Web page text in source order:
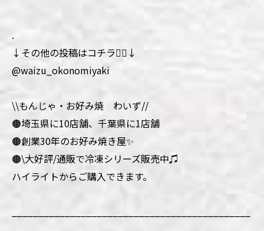
.
↓その他の投稿はコチラ💁‍♀️↓
@waizu_okonomiyaki
\\もんじゃ・お好み焼 わいず//
🟤埼玉県に10店舗、千葉県に1店舗
🟤創業30年のお好み焼き屋✨
🟤\大好評/通販で冷凍シリーズ販売中♫
ハイライトからご購入できます。
_____________________________________________